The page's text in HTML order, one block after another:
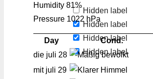
Hidden label
Hidden label
Hidden label
Hidden label
Humidity 81%
Pressure 1022 hPa
Day Cond.
die juli 28
mit juli 29